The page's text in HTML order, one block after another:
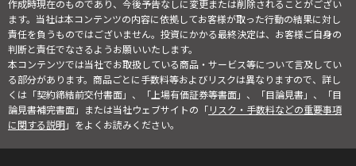
作成時現在のものであり、今後予告なしに変更または削除されることがござい
ます。当社は本コンテンツの内容に依拠してお客様が取った行動の結果に対し
責任を負うものではございません。投資にかかる最終決定は、お客様ご自身の
判断と責任でなさるようお願いいたします。
本コンテンツでは当社でお取扱している商品・サービス等について言及してい
る部分があります。商品ごとに手数料等およびリスクは異なりますので、詳し
くは「契約締結前交付書面」、「上場有価証券等書面」、「目論見書」、「目
論見書補完書面」または当社ウェブサイトの「リスク・手数料などの重要事項
に関する説明」をよくお読みください。